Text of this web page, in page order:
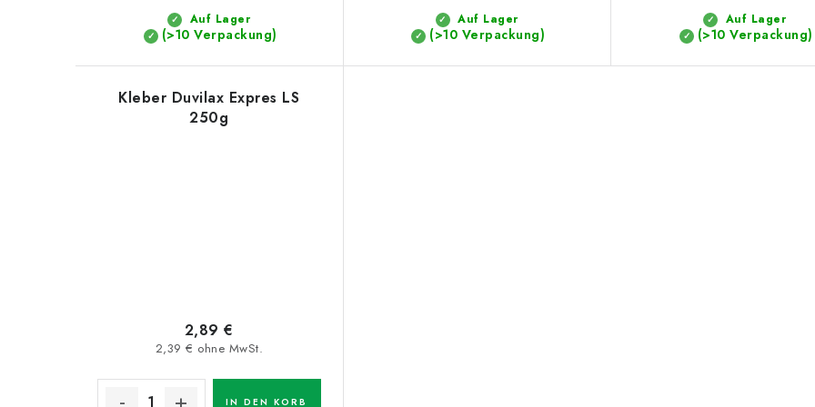
Auf Lager
(>10 Verpackung)
Auf Lager
(>10 Verpackung)
Auf Lager
(>10 Verpackung)
Kleber Duvilax Expres LS
250g
2,39 € ohne MwSt.
2,89 €
IN DEN KORB